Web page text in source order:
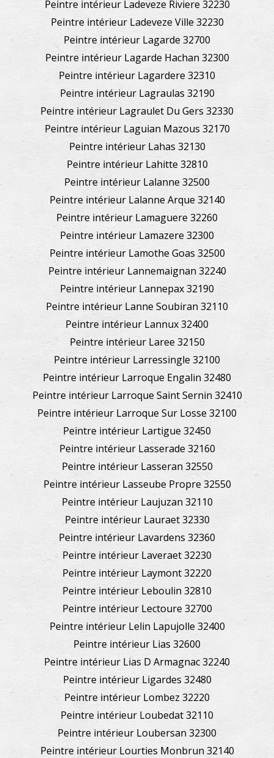
Peintre intérieur Ladeveze Riviere 32230
Peintre intérieur Ladeveze Ville 32230
Peintre intérieur Lagarde 32700
Peintre intérieur Lagarde Hachan 32300
Peintre intérieur Lagardere 32310
Peintre intérieur Lagraulas 32190
Peintre intérieur Lagraulet Du Gers 32330
Peintre intérieur Laguian Mazous 32170
Peintre intérieur Lahas 32130
Peintre intérieur Lahitte 32810
Peintre intérieur Lalanne 32500
Peintre intérieur Lalanne Arque 32140
Peintre intérieur Lamaguere 32260
Peintre intérieur Lamazere 32300
Peintre intérieur Lamothe Goas 32500
Peintre intérieur Lannemaignan 32240
Peintre intérieur Lannepax 32190
Peintre intérieur Lanne Soubiran 32110
Peintre intérieur Lannux 32400
Peintre intérieur Laree 32150
Peintre intérieur Larressingle 32100
Peintre intérieur Larroque Engalin 32480
Peintre intérieur Larroque Saint Sernin 32410
Peintre intérieur Larroque Sur Losse 32100
Peintre intérieur Lartigue 32450
Peintre intérieur Lasserade 32160
Peintre intérieur Lasseran 32550
Peintre intérieur Lasseube Propre 32550
Peintre intérieur Laujuzan 32110
Peintre intérieur Lauraet 32330
Peintre intérieur Lavardens 32360
Peintre intérieur Laveraet 32230
Peintre intérieur Laymont 32220
Peintre intérieur Leboulin 32810
Peintre intérieur Lectoure 32700
Peintre intérieur Lelin Lapujolle 32400
Peintre intérieur Lias 32600
Peintre intérieur Lias D Armagnac 32240
Peintre intérieur Ligardes 32480
Peintre intérieur Lombez 32220
Peintre intérieur Loubedat 32110
Peintre intérieur Loubersan 32300
Peintre intérieur Lourties Monbrun 32140